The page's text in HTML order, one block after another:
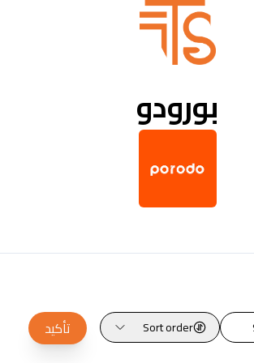
بورودو
Sort order تأكيد